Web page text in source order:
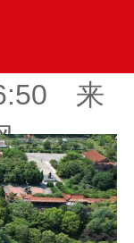
来